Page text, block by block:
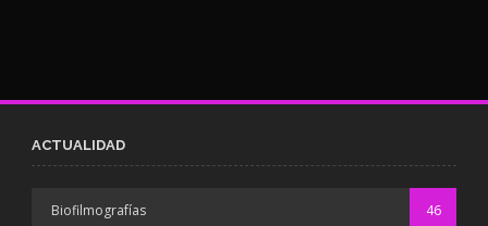
ACTUALIDAD
Biofilmografías 46